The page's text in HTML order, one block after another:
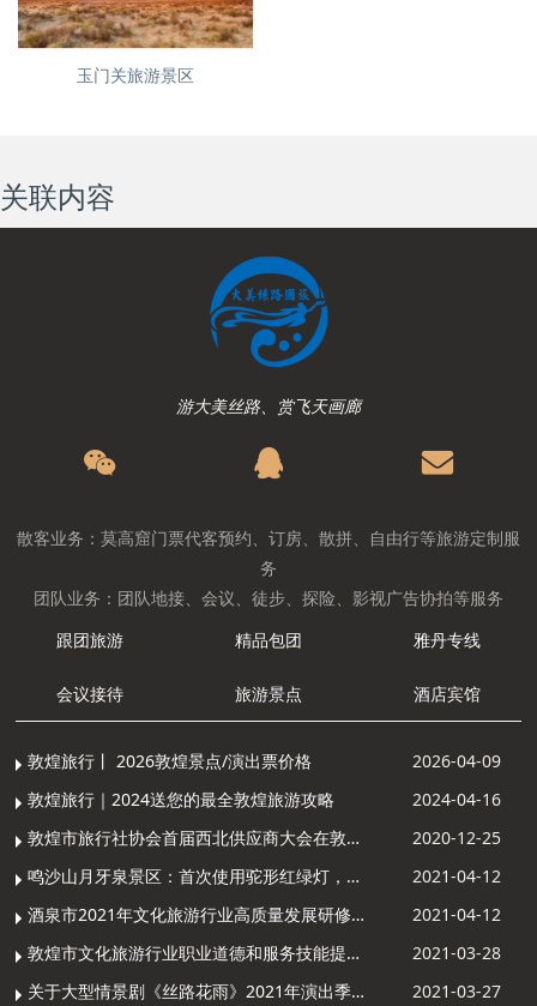
玉门关旅游景区
关联内容
游大美丝路、赏飞天画廊
散客业务：莫高窟门票代客预约、订房、散拼、自由行等旅游定制服
务
团队业务：团队地接、会议、徒步、探险、影视广告协拍等服务
跟团旅游
精品包团 雅丹专线
会议接待 旅游景点 酒店宾馆
敦煌旅行丨 2026敦煌景点/演出票价格
2026-04-09
敦煌旅行｜2024送您的最全敦煌旅游攻略
2024-04-16
敦煌市旅行社协会首届西北供应商大会在敦煌召开
2020-12-25
鸣沙山月牙泉景区：首次使用驼形红绿灯，骆驼“看驼灯绿了”走起来
2021-04-12
酒泉市2021年文化旅游行业高质量发展研修提升培训班敦煌分训点开班
2021-04-12
敦煌市文化旅游行业职业道德和服务技能提升导游专项培训成功举办
2021-03-28
关于大型情景剧《丝路花雨》2021年演出季开演的通知
2021-03-27